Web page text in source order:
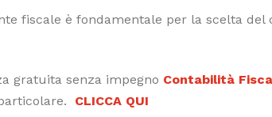
fiscale è fondamentale per la scelta del
gratuita senza impegno Contabilità
CLICCA QUI